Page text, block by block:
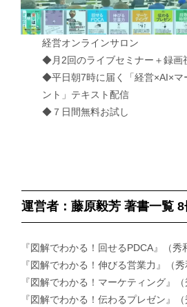
経営オンラインサロン
◆月2回のライブセミナー＋録画
◆平日朝7時に届く「経営×AI×マ
ント」テキスト配信
◆７日間無料お試し
運営者：藤原毅芳 著書一覧 8
『図解でわかる！回せるPDCA』（秀
『図解でわかる！伸びる営業力』（秀
『図解でわかる！マーケティング』
『図解でわかる！伝わるプレゼン』